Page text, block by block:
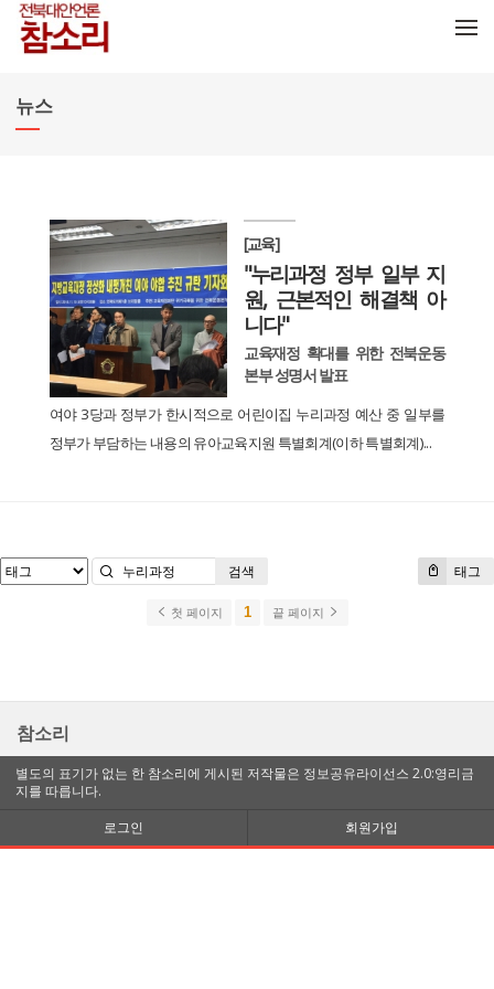
뉴스
[교육]
"누리과정 정부 일부 지
원, 근본적인 해결책 아
니다"
교육재정 확대를 위한 전북운동
본부 성명서 발표
여야 3당과 정부가 한시적으로 어린이집 누리과정 예산 중 일부를
정부가 부담하는 내용의 유아교육지원 특별회계(이하 특별회계)...
태그
검색
첫 페이지 1 끝 페이지
참소리
별도의 표기가 없는 한 참소리에 게시된 저작물은 정보공유라이선스 2.0:영리금
지를 따릅니다.
로그인
회원가입